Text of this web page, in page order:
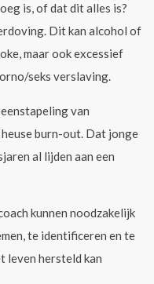
is, of dat dit alles is?
Dit kan alcohol of
maar ook excessief
seks verslaving.
van
burn-out. Dat jonge
al lijden aan een
kunnen noodzakelijk
te identificeren en te
leven hersteld kan